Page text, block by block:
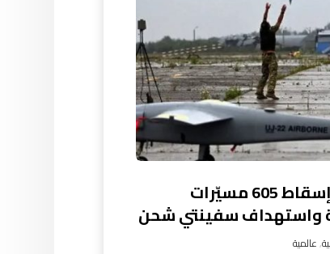
روسيا.. إسقاط 605 مسيّرات
واستهداف سفينتي شحن
,عالمية